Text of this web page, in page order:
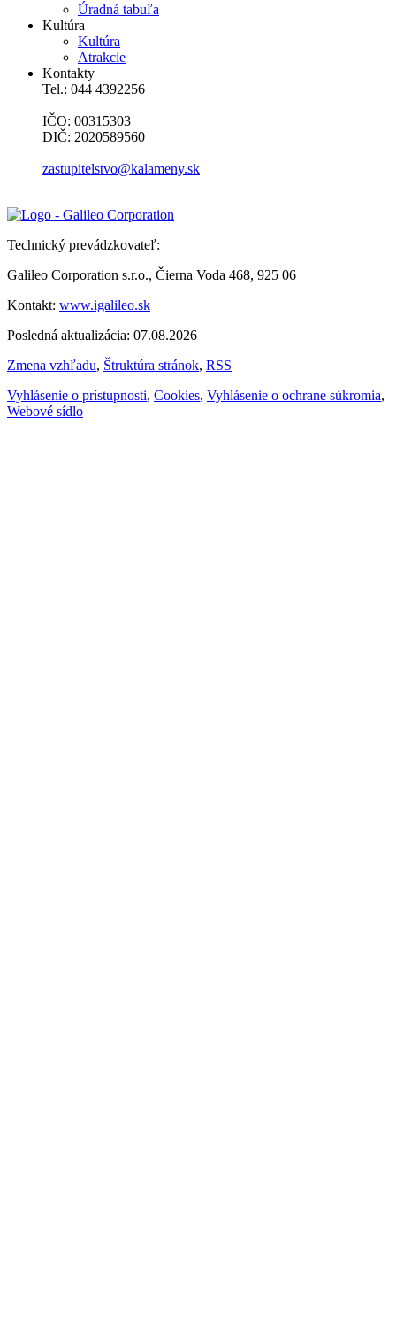
Úradná tabuľa
Kultúra
Kultúra
Atrakcie
Kontakty
Tel.: 044 4392256
IČO: 00315303
DIČ: 2020589560
zastupitelstvo@kalameny.sk
Technický prevádzkovateľ:
Galileo Corporation s.r.o., Čierna Voda 468, 925 06
Kontakt: www.igalileo.sk
Posledná aktualizácia: 07.08.2026
Zmena vzhľadu, Štruktúra stránok, RSS
Vyhlásenie o prístupnosti, Cookies, Vyhlásenie o ochrane súkromia,
Webové sídlo